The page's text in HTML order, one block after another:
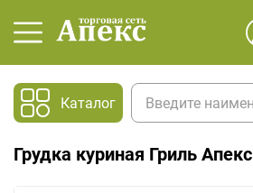
Каталог
Грудка куриная Гриль Апекс